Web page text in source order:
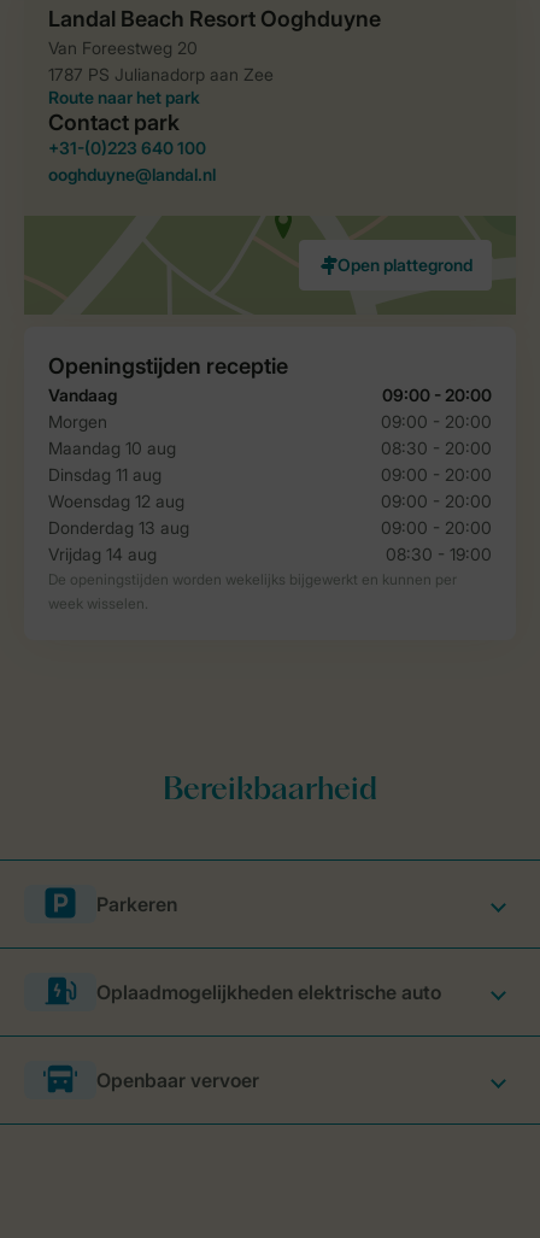
Parkeren
Oplaadmogelijkheden elektrische auto
Openbaar vervoer